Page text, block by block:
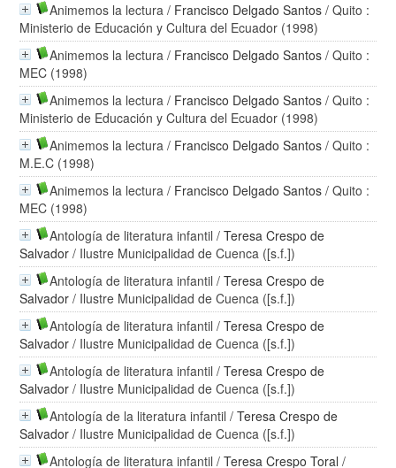
Animemos la lectura / Francisco Delgado Santos / Quito :
Ministerio de Educación y Cultura del Ecuador (1998)
Animemos la lectura / Francisco Delgado Santos / Quito :
MEC (1998)
Animemos la lectura / Francisco Delgado Santos / Quito :
Ministerio de Educación y Cultura del Ecuador (1998)
Animemos la lectura / Francisco Delgado Santos / Quito :
M.E.C (1998)
Animemos la lectura / Francisco Delgado Santos / Quito :
MEC (1998)
Antología de literatura infantil /Teresa Crespo de
Salvador / Ilustre Municipalidad de Cuenca ([s.f.])
Antología de literatura infantil /Teresa Crespo de
Salvador / Ilustre Municipalidad de Cuenca ([s.f.])
Antología de literatura infantil /Teresa Crespo de
Salvador / Ilustre Municipalidad de Cuenca ([s.f.])
Antología de literatura infantil /Teresa Crespo de
Salvador / Ilustre Municipalidad de Cuenca ([s.f.])
Antología de la literatura infantil /Teresa Crespo de
Salvador / Ilustre Municipalidad de Cuenca ([s.f.])
Antología de literatura infantil /Teresa Crespo Toral /